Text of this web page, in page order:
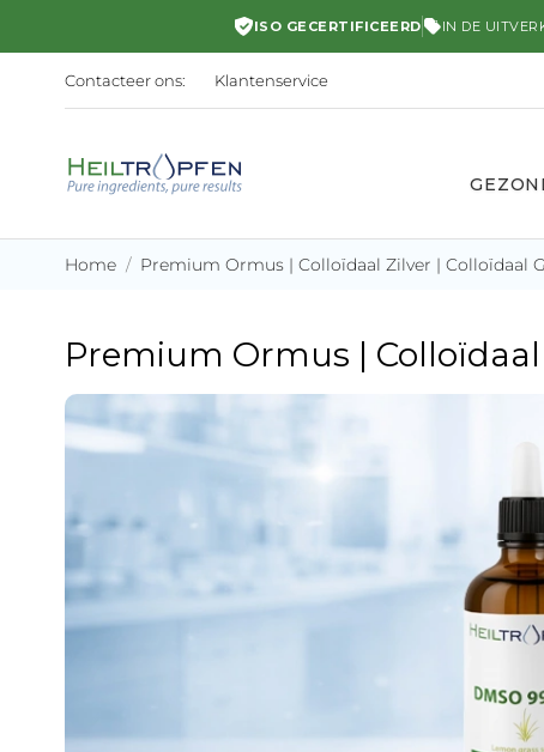
ISO GECERTIFICEERD IN DE
Contacteer ons: Klantenservice
Home Premium Ormus | Colloïdaal Zilver | Colloïdaal
Premium Ormus |